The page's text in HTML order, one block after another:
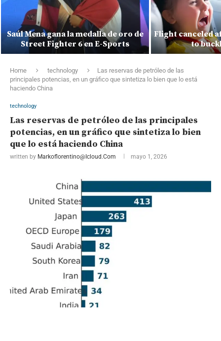
Saúl Mena gana la medalla de oro de
Street Fighter 6 en E-Sports
Flight canceled
to
Home technology
Las reservas de petróleo de las
principales potencias, en un gráfico que sintetiza lo bien que lo está
haciendo China
technology
Las reservas de petróleo de las principales
potencias, en un gráfico que sintetiza lo bien
que lo está haciendo China
written by Markoflorentino@icloud.com mayo 1, 2026